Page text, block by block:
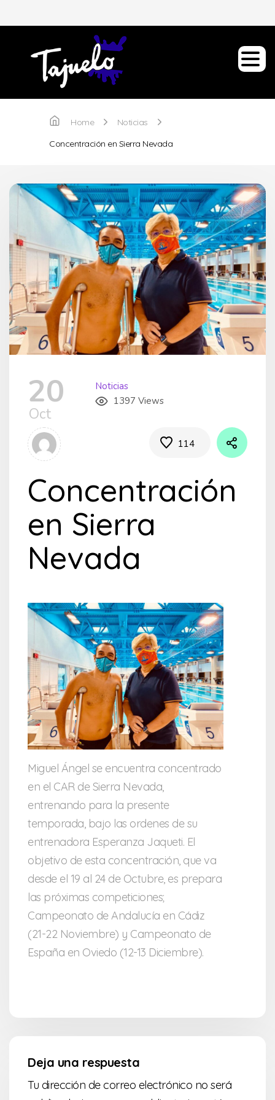
Home
Noticias
Concentración en Sierra Nevada
20
Oct
Noticias
1397 Views
114
Concentración
en Sierra
Nevada
Miguel Ángel se encuentra concentrado
en el CAR de Sierra Nevada,
entrenando para la presente
temporada, bajo las ordenes de su
entrenadora Esperanza Jaqueti. El
objetivo de esta concentración, que va
desde el 19 al 24 de Octubre, es prepara
las próximas competiciones;
Campeonato de Andalucía en Cádiz
(21-22 Noviembre) y Campeonato de
España en Oviedo (12-13 Diciembre).
Deja una respuesta
Tu dirección de correo electrónico no será